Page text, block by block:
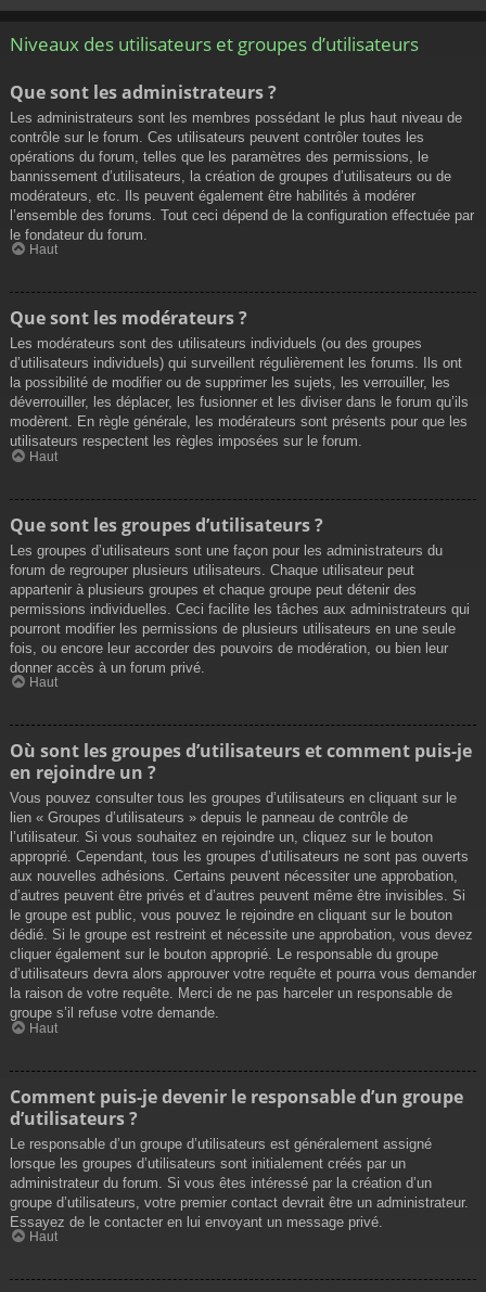
Niveaux des utilisateurs et groupes d’utilisateurs
Que sont les administrateurs ?
Les administrateurs sont les membres possédant le plus haut niveau de
contrôle sur le forum. Ces utilisateurs peuvent contrôler toutes les
opérations du forum, telles que les paramètres des permissions, le
bannissement d’utilisateurs, la création de groupes d’utilisateurs ou de
modérateurs, etc. Ils peuvent également être habilités à modérer
l’ensemble des forums. Tout ceci dépend de la configuration effectuée par
le fondateur du forum.
Haut
Que sont les modérateurs ?
Les modérateurs sont des utilisateurs individuels (ou des groupes
d’utilisateurs individuels) qui surveillent régulièrement les forums. Ils ont
la possibilité de modifier ou de supprimer les sujets, les verrouiller, les
déverrouiller, les déplacer, les fusionner et les diviser dans le forum qu’ils
modèrent. En règle générale, les modérateurs sont présents pour que les
utilisateurs respectent les règles imposées sur le forum.
Haut
Que sont les groupes d’utilisateurs ?
Les groupes d’utilisateurs sont une façon pour les administrateurs du
forum de regrouper plusieurs utilisateurs. Chaque utilisateur peut
appartenir à plusieurs groupes et chaque groupe peut détenir des
permissions individuelles. Ceci facilite les tâches aux administrateurs qui
pourront modifier les permissions de plusieurs utilisateurs en une seule
fois, ou encore leur accorder des pouvoirs de modération, ou bien leur
donner accès à un forum privé.
Haut
Où sont les groupes d’utilisateurs et comment puis-je
en rejoindre un ?
Vous pouvez consulter tous les groupes d’utilisateurs en cliquant sur le
lien « Groupes d’utilisateurs » depuis le panneau de contrôle de
l’utilisateur. Si vous souhaitez en rejoindre un, cliquez sur le bouton
approprié. Cependant, tous les groupes d’utilisateurs ne sont pas ouverts
aux nouvelles adhésions. Certains peuvent nécessiter une approbation,
d’autres peuvent être privés et d’autres peuvent même être invisibles. Si
le groupe est public, vous pouvez le rejoindre en cliquant sur le bouton
dédié. Si le groupe est restreint et nécessite une approbation, vous devez
cliquer également sur le bouton approprié. Le responsable du groupe
d’utilisateurs devra alors approuver votre requête et pourra vous demander
la raison de votre requête. Merci de ne pas harceler un responsable de
groupe s’il refuse votre demande.
Haut
Comment puis-je devenir le responsable d’un groupe
d’utilisateurs ?
Le responsable d’un groupe d’utilisateurs est généralement assigné
lorsque les groupes d’utilisateurs sont initialement créés par un
administrateur du forum. Si vous êtes intéressé par la création d’un
groupe d’utilisateurs, votre premier contact devrait être un administrateur.
Essayez de le contacter en lui envoyant un message privé.
Haut